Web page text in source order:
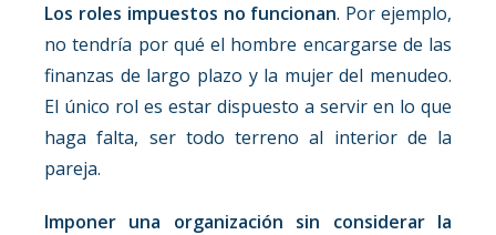
Los roles impuestos no funcionan. Por ejemplo,
no tendría por qué el hombre encargarse de las
finanzas de largo plazo y la mujer del menudeo.
El único rol es estar dispuesto a servir en lo que
haga falta, ser todo terreno al interior de la
pareja.
Imponer una organización sin considerar la